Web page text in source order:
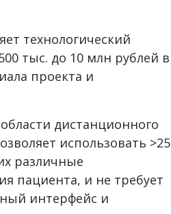
технологический
тыс. до 10 млн рублей в
проекта и
дистанционного
использовать >25
различные
пациента, и не требует
интерфейс и